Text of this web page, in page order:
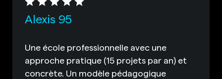
Alexis 95
Une école professionnelle avec une
approche pratique (15 projets par an) et
concrète. Un modèle pédagogique